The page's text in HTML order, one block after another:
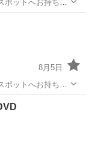
ットへお持ち込
品、こども用品、
無料でまとめて持
8月5日
ットへお持ち込
品、こども用品、
無料でまとめて持